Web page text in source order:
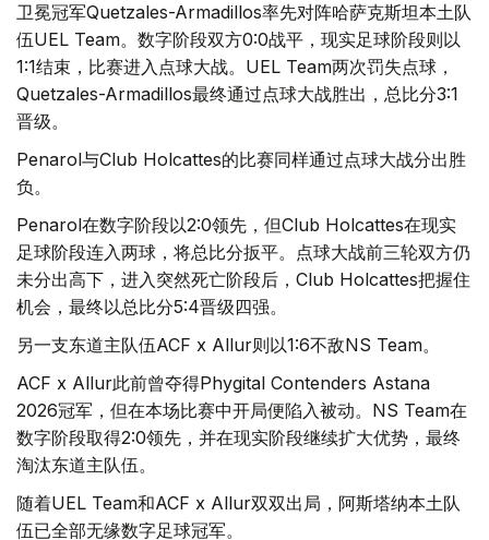
卫冕冠军Quetzales-Armadillos率先对阵哈萨克斯坦本土队
伍UEL Team。数字阶段双方0:0战平，现实足球阶段则以
1:1结束，比赛进入点球大战。UEL Team两次罚失点球，
Quetzales-Armadillos最终通过点球大战胜出，总比分3:1
晋级。
Penarol与Club Holcattes的比赛同样通过点球大战分出胜
负。
Penarol在数字阶段以2:0领先，但Club Holcattes在现实
足球阶段连入两球，将总比分扳平。点球大战前三轮双方仍
未分出高下，进入突然死亡阶段后，Club Holcattes把握住
机会，最终以总比分5:4晋级四强。
另一支东道主队伍ACF x Allur则以1:6不敌NS Team。
ACF x Allur此前曾夺得Phygital Contenders Astana
2026冠军，但在本场比赛中开局便陷入被动。NS Team在
数字阶段取得2:0领先，并在现实阶段继续扩大优势，最终
淘汰东道主队伍。
随着UEL Team和ACF x Allur双双出局，阿斯塔纳本土队
伍已全部无缘数字足球冠军。